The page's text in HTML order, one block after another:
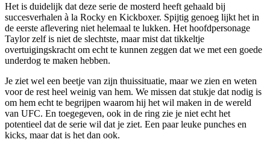
Het is duidelijk dat deze serie de mosterd heeft gehaald bij
succesverhalen à la Rocky en Kickboxer. Spijtig genoeg lijkt het in
de eerste aflevering niet helemaal te lukken. Het hoofdpersonage
Taylor zelf is niet de slechtste, maar mist dat tikkeltje
overtuigingskracht om echt te kunnen zeggen dat we met een goede
underdog te maken hebben.
Je ziet wel een beetje van zijn thuissituatie, maar we zien en weten
voor de rest heel weinig van hem. We missen dat stukje dat nodig is
om hem echt te begrijpen waarom hij het wil maken in de wereld
van UFC. En toegegeven, ook in de ring zie je niet echt het
potentieel dat de serie wil dat je ziet. Een paar leuke punches en
kicks, maar dat is het dan ook.